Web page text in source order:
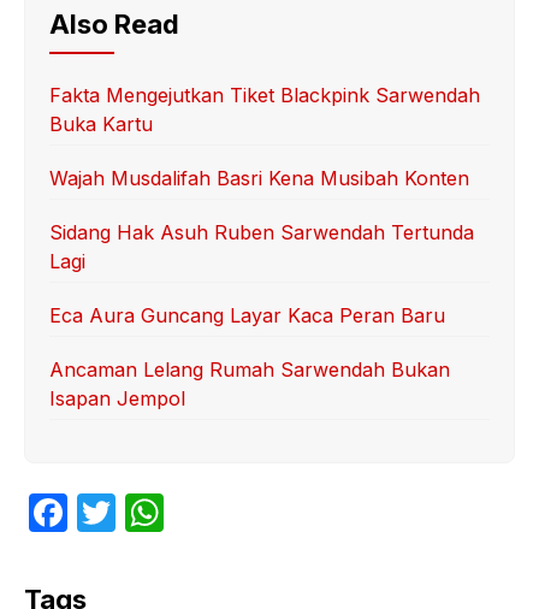
Also Read
Fakta Mengejutkan Tiket Blackpink Sarwendah
Buka Kartu
Wajah Musdalifah Basri Kena Musibah Konten
Sidang Hak Asuh Ruben Sarwendah Tertunda
Lagi
Eca Aura Guncang Layar Kaca Peran Baru
Ancaman Lelang Rumah Sarwendah Bukan
Isapan Jempol
F
c
T
Tags